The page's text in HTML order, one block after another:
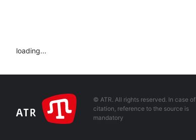
loading...
© ATR. All rights reserved. In case of
citation, reference to the source is
mandatory